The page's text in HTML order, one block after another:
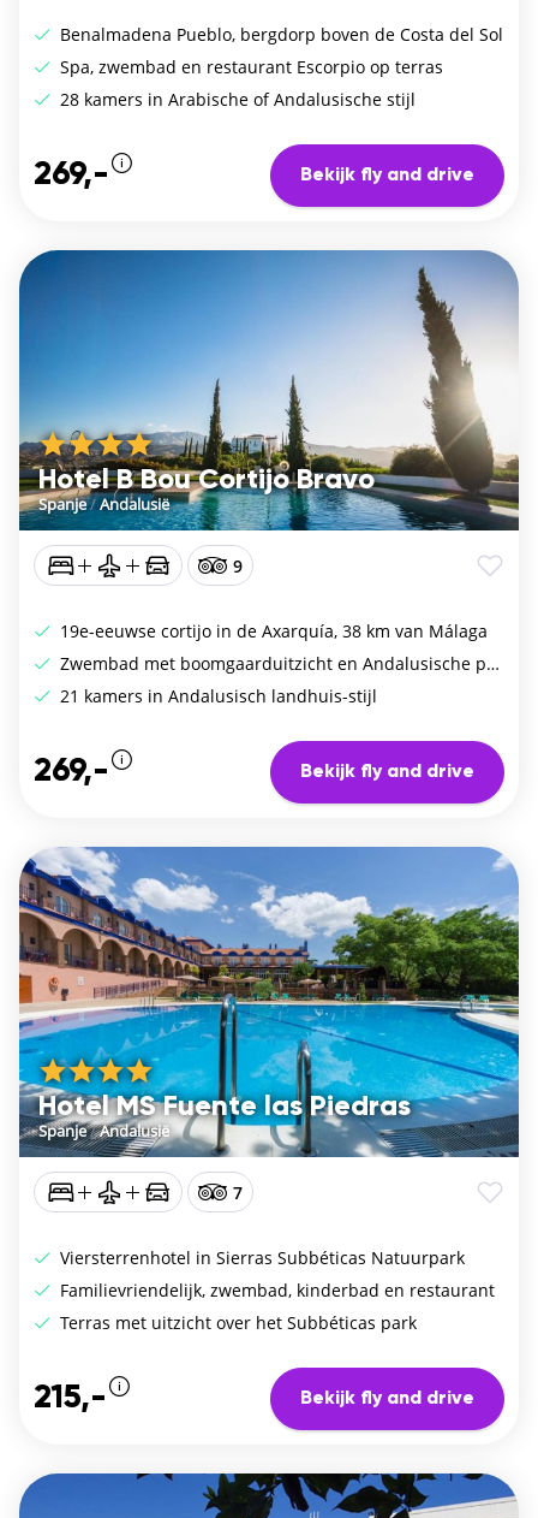
Benalmadena Pueblo, bergdorp boven de Costa del Sol
Spa, zwembad en restaurant Escorpio op terras
28 kamers in Arabische of Andalusische stijl
269,- Bekijk fly and drive
Hotel B Bou Cortijo Bravo
Spanje/Andalusië
9
19e-eeuwse cortijo in de Axarquía, 38 km van Málaga
Zwembad met boomgaarduitzicht en Andalusische patio
21 kamers in Andalusisch landhuis-stijl
269,- Bekijk fly and drive
Hotel MS Fuente las Piedras
Spanje/Andalusië
7
Viersterrenhotel in Sierras Subbéticas Natuurpark
Familievriendelijk, zwembad, kinderbad en restaurant
Terras met uitzicht over het Subbéticas park
215,- Bekijk fly and drive